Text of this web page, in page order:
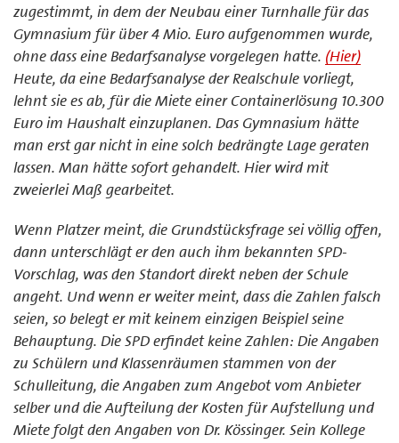
zugestimmt, in dem der Neubau einer Turnhalle für das
Gymnasium für über 4 Mio. Euro aufgenommen wurde,
ohne dass eine Bedarfsanalyse vorgelegen hatte. (Hier)
Heute, da eine Bedarfsanalyse der Realschule vorliegt,
lehnt sie es ab, für die Miete einer Containerlösung 10.300
Euro im Haushalt einzuplanen. Das Gymnasium hätte
man erst gar nicht in eine solch bedrängte Lage geraten
lassen. Man hätte sofort gehandelt. Hier wird mit
zweierlei Maß gearbeitet.
Wenn Platzer meint, die Grundstücksfrage sei völlig offen,
dann unterschlägt er den auch ihm bekannten SPD-
Vorschlag, was den Standort direkt neben der Schule
angeht. Und wenn er weiter meint, dass die Zahlen falsch
seien, so belegt er mit keinem einzigen Beispiel seine
Behauptung. Die SPD erfindet keine Zahlen: Die Angaben
zu Schülern und Klassenräumen stammen von der
Schulleitung, die Angaben zum Angebot vom Anbieter
selber und die Aufteilung der Kosten für Aufstellung und
Miete folgt den Angaben von Dr. Kössinger. Sein Kollege